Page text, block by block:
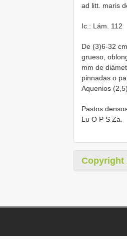
ad litt. maris
Ic.: Lám. 112
De (3)6-32
grueso,
mm de
pinnadas o
Aquenios
Pastos
Lu O P S Za.
Copyright